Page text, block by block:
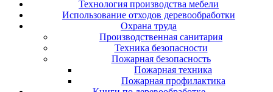
Технология производства мебели
Использование отходов деревообработки
Охрана труда
Производственная санитария
Техника безопасности
Пожарная безопасность
Пожарная техника
Пожарная профилактика